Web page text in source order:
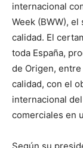
internacional
Week (BWW),
calidad. El
toda España,
de Origen, entre
calidad, con el
internacional
comerciales en